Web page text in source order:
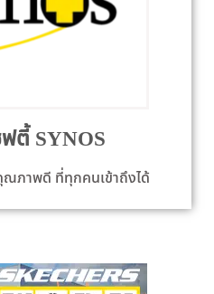
ตี้ SYNOS
ภาพดี ที่ทุกคนเข้าถึงได้